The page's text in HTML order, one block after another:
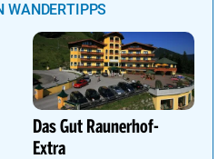
WANDERTIPPS
Das Gut Raunerhof-
Extra